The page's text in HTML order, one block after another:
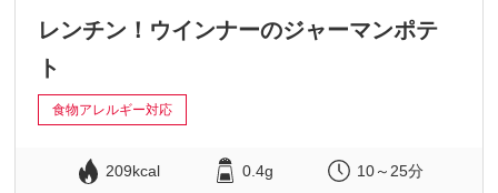
レンチン！ウインナーのジャーマンポテ
ト
食物アレルギー対応
209kcal 0.4g 10～25分